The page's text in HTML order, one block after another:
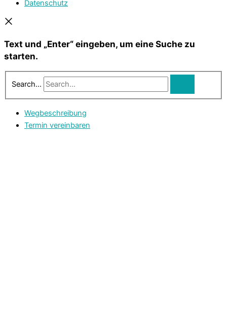
Datenschutz
Text und „Enter“ eingeben, um eine Suche zu
starten.
Search...
Wegbeschreibung
Termin vereinbaren